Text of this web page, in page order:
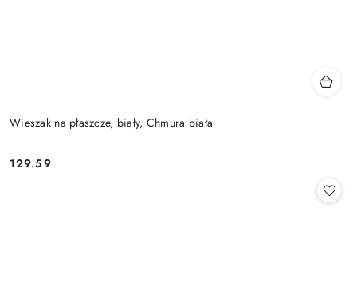
Wieszak na płaszcze, biały, Chmura biała
Cena:
129.59